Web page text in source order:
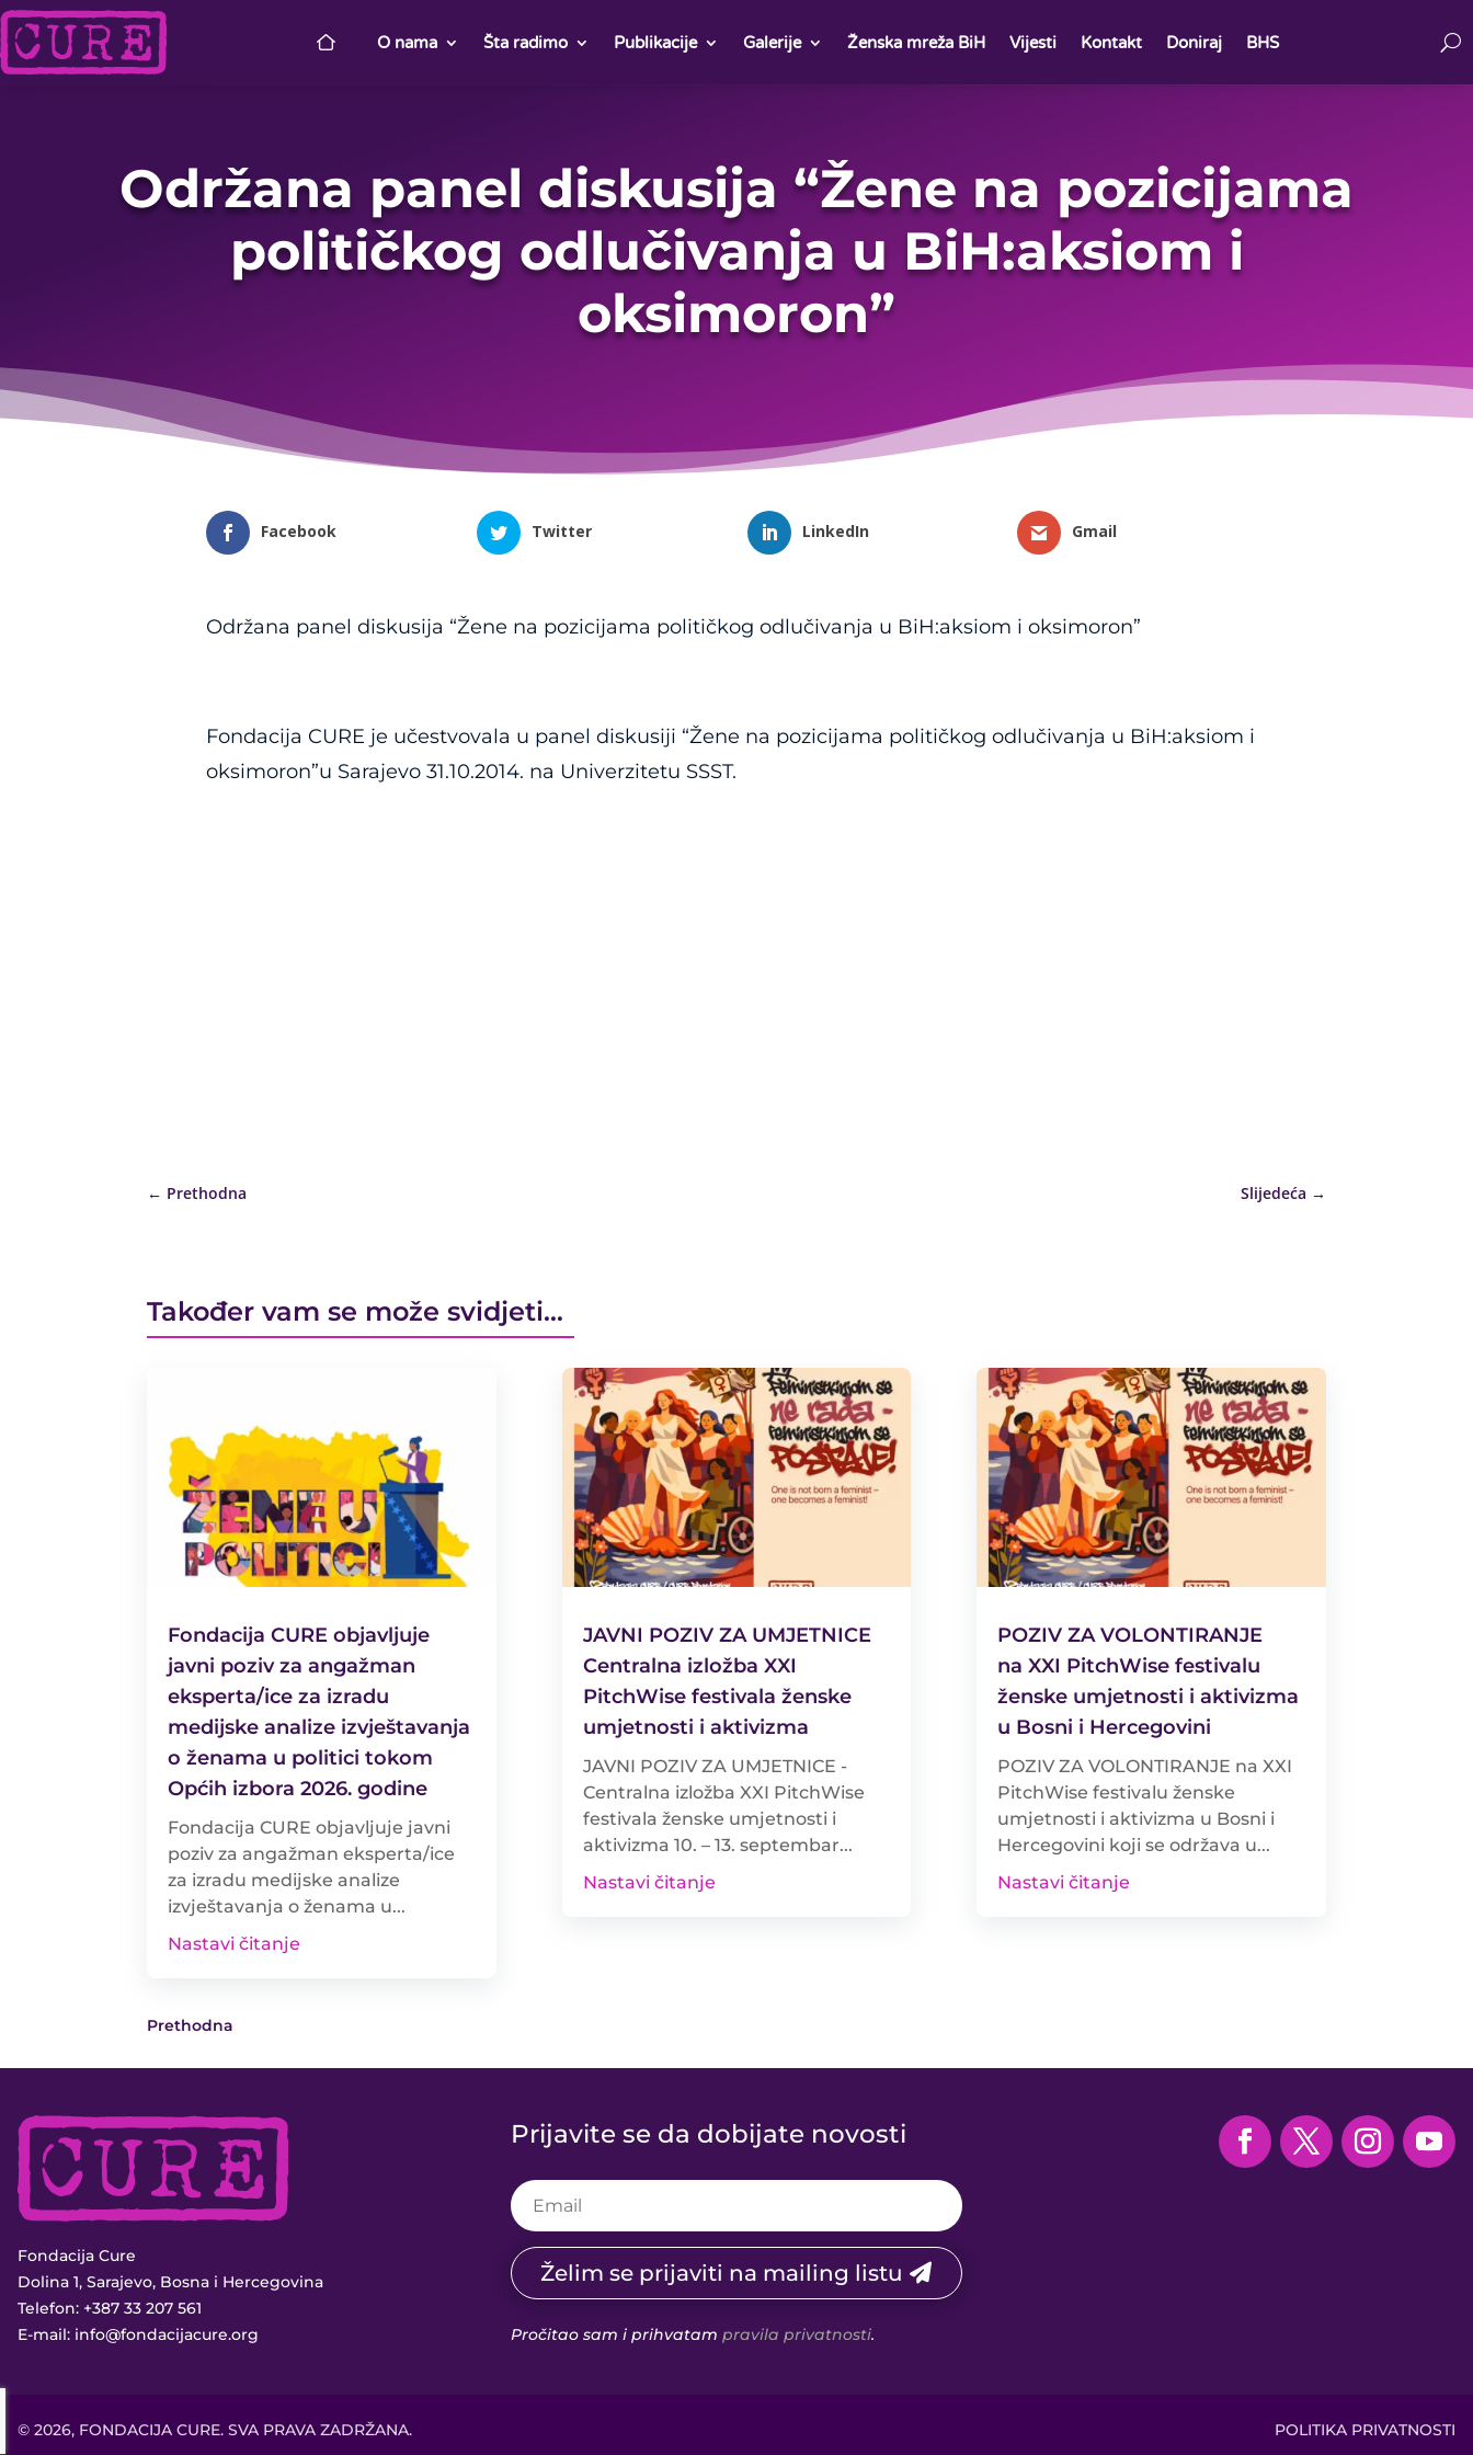
O nama Šta radimo Publikacije Galerije Ženska mreža BiH Vijesti Kontakt Doniraj BHS
Održana panel diskusija “Žene na pozicijama
političkog odlučivanja u BiH:aksiom i
oksimoron”
Facebook Twitter LinkedIn Gmail
Održana panel diskusija “Žene na pozicijama političkog odlučivanja u BiH:aksiom i oksimoron”
Fondacija CURE je učestvovala u panel diskusiji “Žene na pozicijama političkog odlučivanja u BiH:aksiom i
oksimoron”u Sarajevo 31.10.2014. na Univerzitetu SSST.
← Prethodna Slijedeća →
Također vam se može svidjeti…
Fondacija CURE objavljuje
javni poziv za angažman
eksperta/ice za izradu
medijske analize izvještavanja
o ženama u politici tokom
Općih izbora 2026. godine
Fondacija CURE objavljuje javni
poziv za angažman eksperta/ice
za izradu medijske analize
izvještavanja o ženama u...
Nastavi čitanje
JAVNI POZIV ZA UMJETNICE
Centralna izložba XXI
PitchWise festivala ženske
umjetnosti i aktivizma
JAVNI POZIV ZA UMJETNICE -
Centralna izložba XXI PitchWise
festivala ženske umjetnosti i
aktivizma 10. – 13. septembar...
Nastavi čitanje
POZIV ZA VOLONTIRANJE
na XXI PitchWise festivalu
ženske umjetnosti i aktivizma
u Bosni i Hercegovini
POZIV ZA VOLONTIRANJE na XXI
PitchWise festivalu ženske
umjetnosti i aktivizma u Bosni i
Hercegovini koji se održava u...
Nastavi čitanje
Prethodna
Fondacija Cure
Dolina 1, Sarajevo, Bosna i Hercegovina
Telefon: +387 33 207 561
E-mail: info@fondacijacure.org
Prijavite se da dobijate novosti
Želim se prijaviti na mailing listu
Pročitao sam i prihvatampravila privatnosti.
© 2026, FONDACIJA CURE. SVA PRAVA ZADRŽANA. POLITIKA PRIVATNOSTI